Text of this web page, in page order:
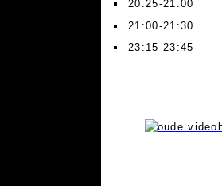
20:25-21:00
21:00-21:30
23:15-23:45